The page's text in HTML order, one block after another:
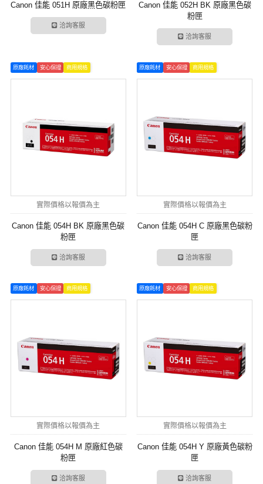
Canon 佳能 051H 原廠黑色碳粉匣
洽詢客服
Canon 佳能 052H BK 原廠黑色碳
粉匣
洽詢客服
原廠耗材 安心保證 商用規格
實際價格以報價為主
Canon 佳能 054H BK 原廠黑色碳
粉匣
洽詢客服
原廠耗材 安心保證 商用規格
實際價格以報價為主
Canon 佳能 054H C 原廠黑色碳粉
匣
洽詢客服
原廠耗材 安心保證 商用規格
實際價格以報價為主
Canon 佳能 054H M 原廠紅色碳
粉匣
洽詢客服
原廠耗材 安心保證 商用規格
實際價格以報價為主
Canon 佳能 054H Y 原廠黃色碳粉
匣
洽詢客服